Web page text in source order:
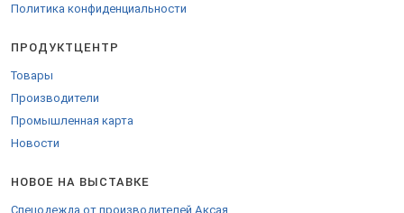
Политика конфиденциальности
ПРОДУКТЦЕНТР
Товары
Производители
Промышленная карта
Новости
НОВОЕ НА ВЫСТАВКЕ
Спецодежда от производителей Аксая